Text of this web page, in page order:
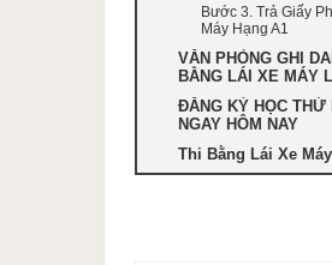
Bước 3. Trả Giấy
Máy Hạng A1
VĂN PHÒNG GHI
BẰNG LÁI XE MÁY
ĐĂNG KÝ HỌC THỬ
NGAY HÔM NAY
Thi Bằng Lái Xe